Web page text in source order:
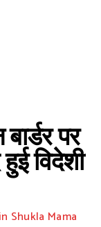
पर
विदेशी
Shukla Mama